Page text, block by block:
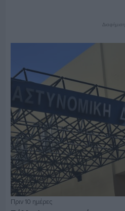
Διαφήμιση
Πριν 10 ημέρες